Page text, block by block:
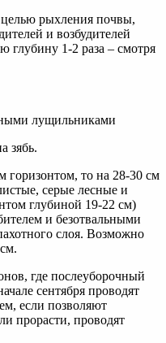
рыхления почвы,
и возбудителей
глубину 1-2 раза – смотря
лущильниками
зябь.
горизонтом, то на 28-30 см
серые лесные и
глубиной 19-22 см)
и безот­вальными
слоя. Возможно
где послеуборочный
сентября проводят
если позволяют
прорасти, проводят